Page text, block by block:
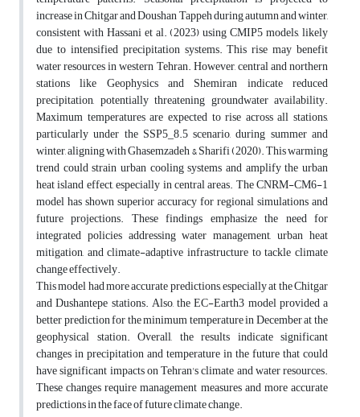
increase in Chitgar and Doushan Tappeh during autumn and winter,
consistent with Hassani et al. (2023) using CMIP5 models, likely
due to intensified precipitation systems. This rise may benefit
water resources in western Tehran. However, central and northern
stations like Geophysics and Shemiran indicate reduced
precipitation, potentially threatening groundwater availability.
Maximum temperatures are expected to rise across all stations,
particularly under the SSP5_8.5 scenario, during summer and
winter, aligning with Ghasemzadeh & Sharifi (2020). This warming
trend could strain urban cooling systems and amplify the urban
heat island effect, especially in central areas. The CNRM-CM6-1
model has shown superior accuracy for regional simulations and
future projections. These findings emphasize the need for
integrated policies addressing water management, urban heat
mitigation, and climate-adaptive infrastructure to tackle climate
change effectively.
This model had more accurate predictions, especially at the Chitgar
and Dushantepe stations. Also, the EC-Earth3 model provided a
better prediction for the minimum temperature in December at the
geophysical station. Overall, the results indicate significant
changes in precipitation and temperature in the future that could
have significant impacts on Tehran's climate and water resources.
These changes require management measures and more accurate
predictions in the face of future climate change.